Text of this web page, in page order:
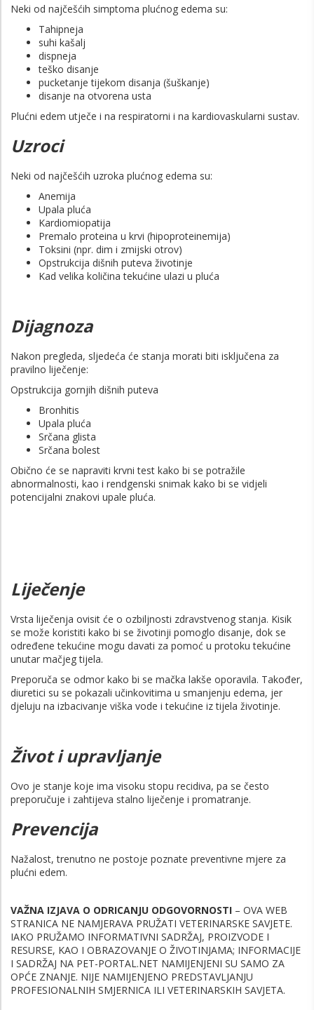
Neki od najčešćih simptoma plućnog edema su:
Tahipneja
suhi kašalj
dispneja
teško disanje
pucketanje tijekom disanja (šuškanje)
disanje na otvorena usta
Plućni edem utječe i na respiratorni i na kardiovaskularni sustav.
Uzroci
Neki od najčešćih uzroka plućnog edema su:
Anemija
Upala pluća
Kardiomiopatija
Premalo proteina u krvi (hipoproteinemija)
Toksini (npr. dim i zmijski otrov)
Opstrukcija dišnih puteva životinje
Kad velika količina tekućine ulazi u pluća
Dijagnoza
Nakon pregleda, sljedeća će stanja morati biti isključena za
pravilno liječenje:
Opstrukcija gornjih dišnih puteva
Bronhitis
Upala pluća
Srčana glista
Srčana bolest
Obično će se napraviti krvni test kako bi se potražile
abnormalnosti, kao i rendgenski snimak kako bi se vidjeli
potencijalni znakovi upale pluća.
Liječenje
Vrsta liječenja ovisit će o ozbiljnosti zdravstvenog stanja. Kisik
se može koristiti kako bi se životinji pomoglo disanje, dok se
određene tekućine mogu davati za pomoć u protoku tekućine
unutar mačjeg tijela.
Preporuča se odmor kako bi se mačka lakše oporavila. Također,
diuretici su se pokazali učinkovitima u smanjenju edema, jer
djeluju na izbacivanje viška vode i tekućine iz tijela životinje.
Život i upravljanje
Ovo je stanje koje ima visoku stopu recidiva, pa se često
preporučuje i zahtijeva stalno liječenje i promatranje.
Prevencija
Nažalost, trenutno ne postoje poznate preventivne mjere za
plućni edem.
VAŽNA IZJAVA O ODRICANJU ODGOVORNOSTI – OVA WEB
STRANICA NE NAMJERAVA PRUŽATI VETERINARSKE SAVJETE.
IAKO PRUŽAMO INFORMATIVNI SADRŽAJ, PROIZVODE I
RESURSE, KAO I OBRAZOVANJE O ŽIVOTINJAMA; INFORMACIJE
I SADRŽAJ NA PET-PORTAL.NET NAMIJENJENI SU SAMO ZA
OPĆE ZNANJE. NIJE NAMIJENJENO PREDSTAVLJANJU
PROFESIONALNIH SMJERNICA ILI VETERINARSKIH SAVJETA.